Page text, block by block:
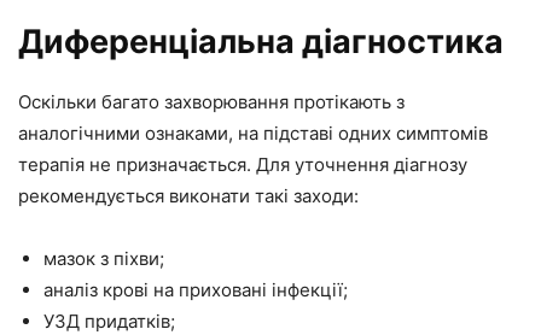
Диференціальна діагностика
Оскільки багато захворювання протікають з
аналогічними ознаками, на підставі одних симптомів
терапія не призначається. Для уточнення діагнозу
рекомендується виконати такі заходи:
мазок з піхви;
аналіз крові на приховані інфекції;
УЗД придатків;